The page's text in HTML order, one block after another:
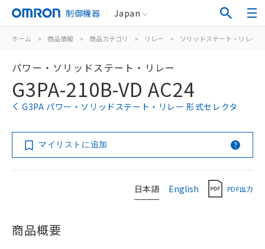
制御機器 Japan
ホーム > 商品情報 > 商品カテゴリ > リレー > ソリッドステート・リレー
パワー・ソリッドステート・リレー
G3PA-210B-VD AC24
G3PA パワー・ソリッドステート・リレー 形式セレクタ
マイリストに追加
日本語 English PDF出力
商品概要